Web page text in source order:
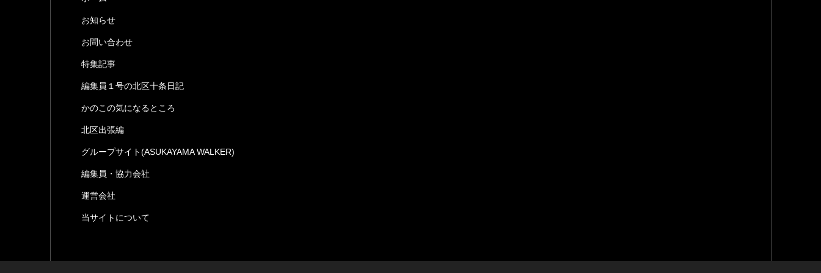
お知らせ
お問い合わせ
特集記事
編集員１号の北区十条日記
かのこの気になるところ
北区出張編
グループサイト(ASUKAYAMA WALKER)
編集員・協力会社
運営会社
当サイトについて